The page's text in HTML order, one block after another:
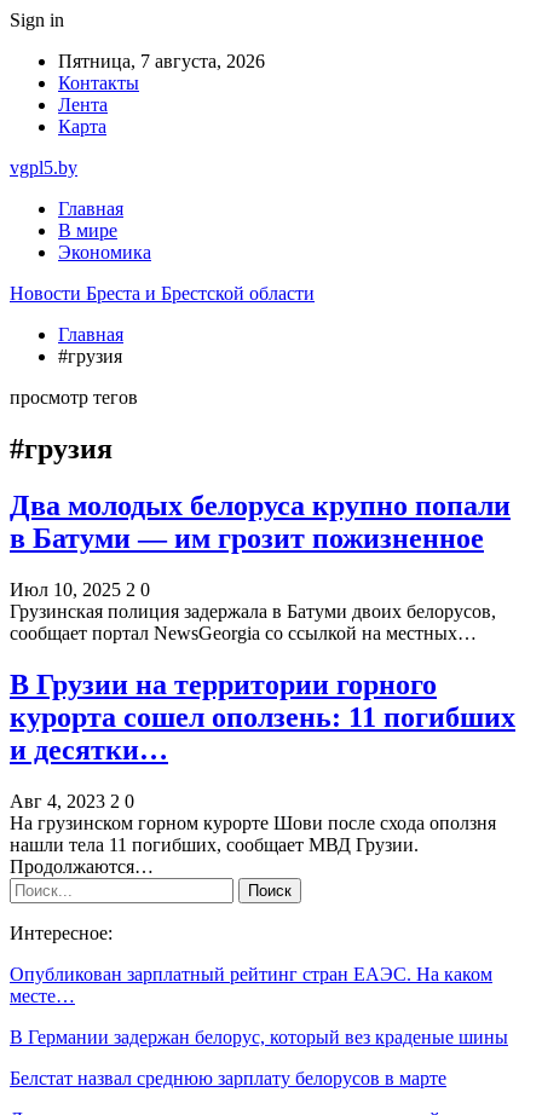
Sign in
Пятница, 7 августа, 2026
Контакты
Лента
Карта
vgpl5.by
Главная
В мире
Экономика
Новости Бреста и Брестской области
Главная
#грузия
просмотр тегов
#грузия
Два молодых белоруса крупно попали
в Батуми — им грозит пожизненное
Июл 10, 2025 2 0
Грузинская полиция задержала в Батуми двоих белорусов,
сообщает портал NewsGeorgia со ссылкой на местных…
В Грузии на территории горного
курорта сошел оползень: 11 погибших
и десятки…
Авг 4, 2023 2 0
На грузинском горном курорте Шови после схода оползня
нашли тела 11 погибших, сообщает МВД Грузии.
Продолжаются…
Интересное:
Опубликован зарплатный рейтинг стран ЕАЭС. На каком
месте…
В Германии задержан белорус, который вез краденые шины
Белстат назвал среднюю зарплату белорусов в марте